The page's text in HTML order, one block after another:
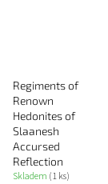
Regiments of
Renown
Hedonites of
Slaanesh
Accursed
Reflection
Skladem (1 ks)